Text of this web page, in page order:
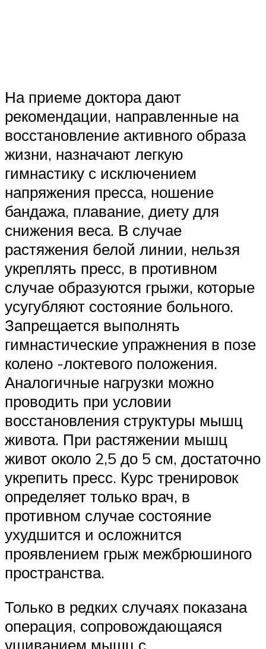
На приеме доктора дают
рекомендации, направленные на
восстановление активного образа
жизни, назначают легкую
гимнастику с исключением
напряжения пресса, ношение
бандажа, плавание, диету для
снижения веса. В случае
растяжения белой линии, нельзя
укреплять пресс, в противном
случае образуются грыжи, которые
усугубляют состояние больного.
Запрещается выполнять
гимнастические упражнения в позе
колено -локтевого положения.
Аналогичные нагрузки можно
проводить при условии
восстановления структуры мышц
живота. При растяжении мышц
живот около 2,5 до 5 см, достаточно
укрепить пресс. Курс тренировок
определяет только врач, в
противном случае состояние
ухудшится и осложнится
проявлением грыж межбрюшиного
пространства.
Только в редких случаях показана
операция, сопровождающаяся
ушиванием мышц с